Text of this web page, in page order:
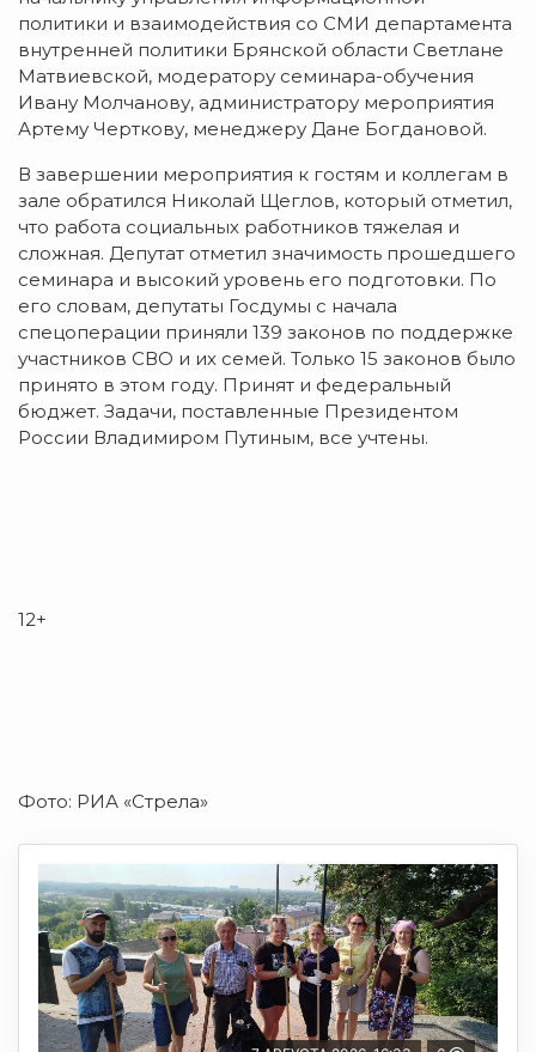
политики и взаимодействия со СМИ департамента
внутренней политики Брянской области Светлане
Матвиевской, модератору семинара-обучения
Ивану Молчанову, администратору мероприятия
Артему Черткову, менеджеру Дане Богдановой.
В завершении мероприятия к гостям и коллегам в
зале обратился Николай Щеглов, который отметил,
что работа социальных работников тяжелая и
сложная. Депутат отметил значимость прошедшего
семинара и высокий уровень его подготовки. По
его словам, депутаты Госдумы с начала
спецоперации приняли 139 законов по поддержке
участников СВО и их семей. Только 15 законов было
принято в этом году. Принят и федеральный
бюджет. Задачи, поставленные Президентом
России Владимиром Путиным, все учтены.
12+
Фото: РИА «Стрела»